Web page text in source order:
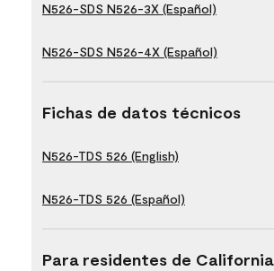
N526-SDS N526-3X (Español)
N526-SDS N526-4X (Español)
Fichas de datos técnicos
N526-TDS 526 (English)
N526-TDS 526 (Español)
Para residentes de California